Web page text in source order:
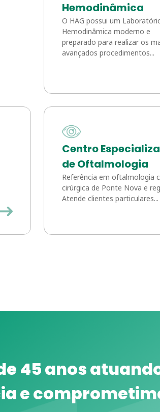
Hemodinâmica
O HAG possui um
Hemodinâmica moderno e
preparado para realizar os
avançados procedimentos...
Centro
de Oftalmologia
Referência em oftalmologia
cirúrgica de Ponte Nova e
Atende clientes particulares...
45 anos
e